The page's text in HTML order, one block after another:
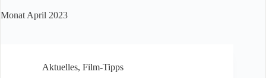
Monat April 2023
Aktuelles, Film-Tipps